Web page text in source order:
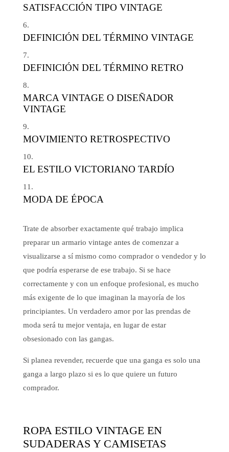
SATISFACCIÓN TIPO VINTAGE
DEFINICIÓN DEL TÉRMINO VINTAGE
DEFINICIÓN DEL TÉRMINO RETRO
MARCA VINTAGE O DISEÑADOR
VINTAGE
MOVIMIENTO RETROSPECTIVO
EL ESTILO VICTORIANO TARDÍO
MODA DE ÉPOCA
Trate de absorber exactamente qué trabajo implica
preparar un armario vintage antes de comenzar a
visualizarse a sí mismo como comprador o vendedor y lo
que podría esperarse de ese trabajo. Si se hace
correctamente y con un enfoque profesional, es mucho
más exigente de lo que imaginan la mayoría de los
principiantes. Un verdadero amor por las prendas de
moda será tu mejor ventaja, en lugar de estar
obsesionado con las gangas.
Si planea revender, recuerde que una ganga es solo una
ganga a largo plazo si es lo que quiere un futuro
comprador.
ROPA ESTILO VINTAGE EN
SUDADERAS Y CAMISETAS